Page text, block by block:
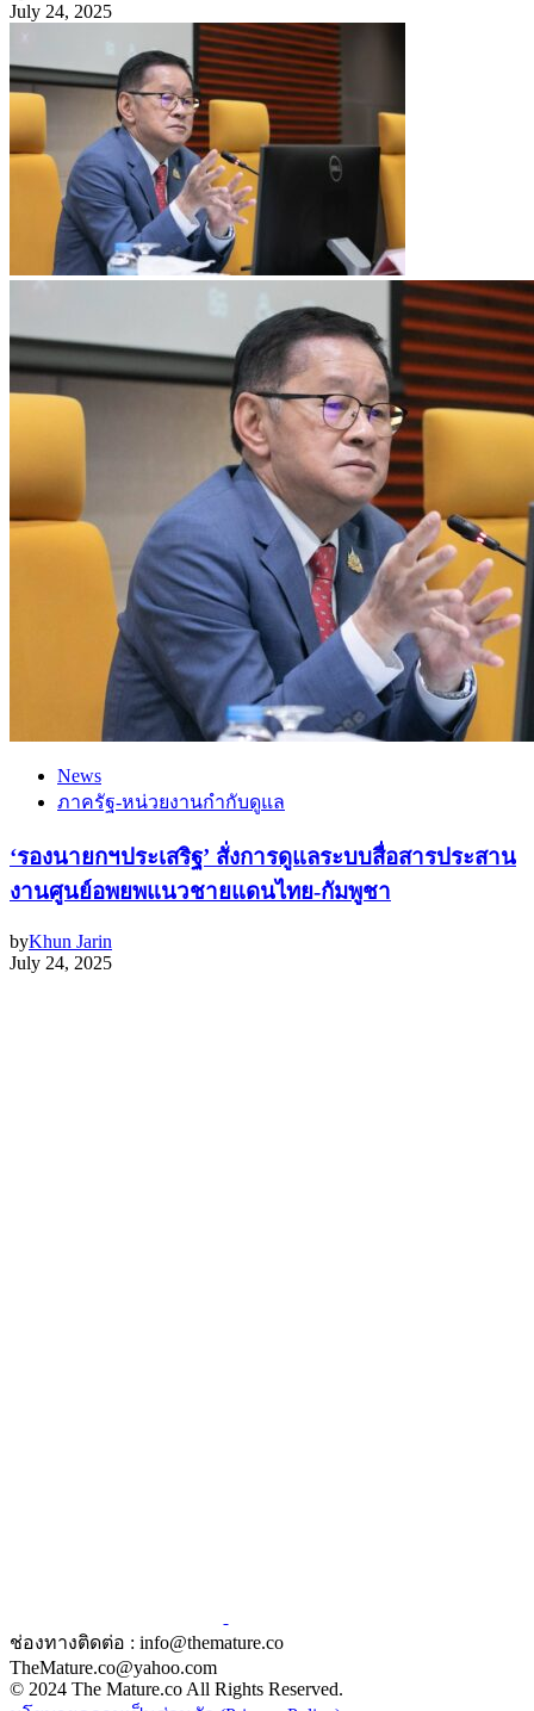
July 24, 2025
News
ภาครัฐ-หน่วยงานกำกับดูแล
‘รองนายกฯประเสริฐ’ สั่งการดูแลระบบสื่อสารประสาน
งานศูนย์อพยพแนวชายแดนไทย-กัมพูชา
byKhun Jarin
July 24, 2025
ช่องทางติดต่อ : info@themature.co
TheMature.co@yahoo.com
© 2024 The Mature.co All Rights Reserved.